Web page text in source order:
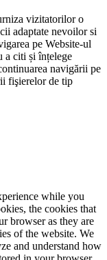
vizitatorilor o
adaptate nevoilor si
pe Website-ul
a citi și înțelege
navigării pe
fişierelor de tip
while you
the cookies that
browser as they are
of the website. We
and understand how